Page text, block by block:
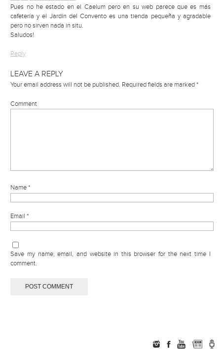
Pues no he estado en el Caelum pero en su web parece que es más
cafetería y el Jardín del Convento es una tienda pequeña y agradable
pero no sirven nada in situ.
Saludos!
Reply
LEAVE A REPLY
Your email address will not be published. Required fields are marked*
Comment
Name*
Email*
Save my name, email, and website in this browser for the next time I
comment.